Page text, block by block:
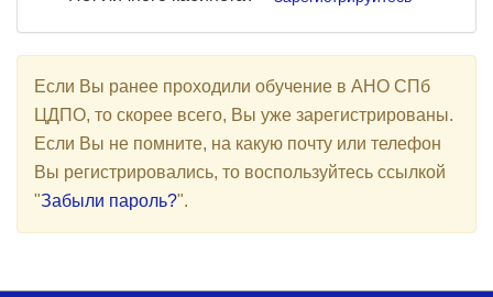
Если Вы ранее проходили обучение в АНО СПб
ЦДПО, то скорее всего, Вы уже зарегистрированы.
Если Вы не помните, на какую почту или телефон
Вы регистрировались, то воспользуйтесь ссылкой
"Забыли пароль?".